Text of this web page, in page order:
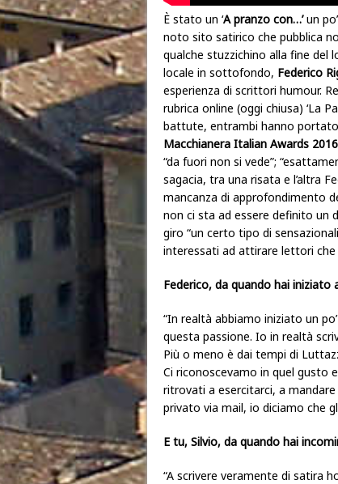
È stato un ‘A pranzo con…’un
noto sito satirico che pubblica
qualche stuzzichino alla fine del
locale in sottofondo, Federico
esperienza di scrittori humour.
rubrica online (oggi chiusa) ‘La
battute, entrambi hanno
Macchianera Italian Awards 2016
“da fuori non si vede”;
sagacia, tra una risata e l’altra
mancanza di approfondimento
non ci sta ad essere definito un
giro “un certo tipo di
interessati ad attirare lettori
Federico, da quando hai iniziato
“In realtà abbiamo iniziato un
questa passione. Io in realtà
Più o meno è dai tempi di
Ci riconoscevamo in quel gusto
ritrovati a esercitarci, a
privato via mail, io diciamo che
E tu, Silvio, da quando hai
“A scrivere veramente di satira